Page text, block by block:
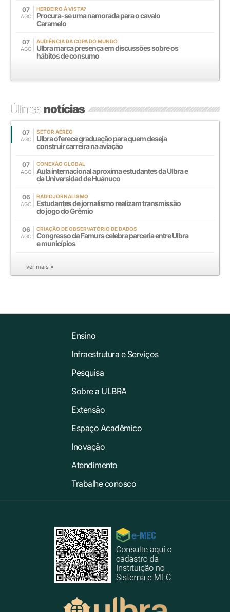
07
AGO
HERDEIRO À VISTA?
Procura-se uma namorada para o cavalo
Caramelo
07
AGO
AUDIÊNCIA DA COPA DO MUNDO
Ulbra marca presença em discussões sobre os
hábitos de consumo
Últimasnotícias
07
AGO
SETOR AÉREO
Ulbra oferece graduação para quem deseja
construir carreira na aviação
07
AGO
CONEXÃO GLOBAL
Aula internacional aproxima estudantes da Ulbra e
da Universidad de Huánuco
06
AGO
RADIOJORNALISMO
Estudantes de jornalismo realizam transmissão
do jogo do Grêmio
06
AGO
CRIAÇÃO DE OBSERVATÓRIO DE DADOS
Congresso da Famurs celebra parceria entre Ulbra
e municípios
ver mais »
Ensino
Infraestrutura e Serviços
Pesquisa
Sobre a ULBRA
Extensão
Espaço Acadêmico
Inovação
Atendimento
Trabalhe conosco